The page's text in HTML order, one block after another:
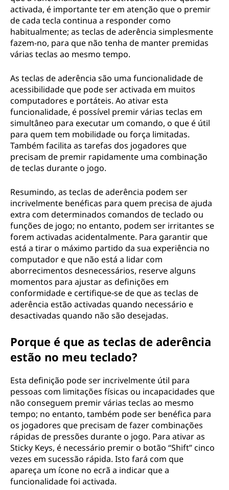
activada, é importante ter em atenção que o premir
de cada tecla continua a responder como
habitualmente; as teclas de aderência simplesmente
fazem-no, para que não tenha de manter premidas
várias teclas ao mesmo tempo.
As teclas de aderência são uma funcionalidade de
acessibilidade que pode ser activada em muitos
computadores e portáteis. Ao ativar esta
funcionalidade, é possível premir várias teclas em
simultâneo para executar um comando, o que é útil
para quem tem mobilidade ou força limitadas.
Também facilita as tarefas dos jogadores que
precisam de premir rapidamente uma combinação
de teclas durante o jogo.
Resumindo, as teclas de aderência podem ser
incrivelmente benéficas para quem precisa de ajuda
extra com determinados comandos de teclado ou
funções de jogo; no entanto, podem ser irritantes se
forem activadas acidentalmente. Para garantir que
está a tirar o máximo partido da sua experiência no
computador e que não está a lidar com
aborrecimentos desnecessários, reserve alguns
momentos para ajustar as definições em
conformidade e certifique-se de que as teclas de
aderência estão activadas quando necessário e
desactivadas quando não são desejadas.
Porque é que as teclas de aderência
estão no meu teclado?
Esta definição pode ser incrivelmente útil para
pessoas com limitações físicas ou incapacidades que
não conseguem premir várias teclas ao mesmo
tempo; no entanto, também pode ser benéfica para
os jogadores que precisam de fazer combinações
rápidas de pressões durante o jogo. Para ativar as
Sticky Keys, é necessário premir o botão “Shift” cinco
vezes em sucessão rápida. Isto fará com que
apareça um ícone no ecrã a indicar que a
funcionalidade foi activada.